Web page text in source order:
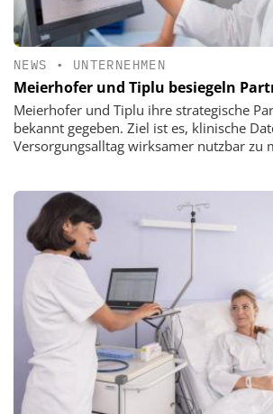
NEWS • UNTERNEHMEN
Meierhofer und Tiplu besiegeln
Meierhofer und Tiplu ihre strategische
bekannt gegeben. Ziel ist es, klinische
Versorgungsalltag wirksamer nutzbar zu